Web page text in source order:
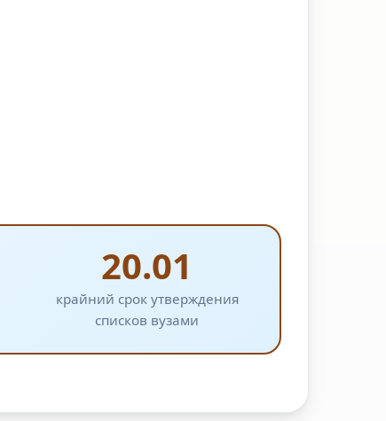
20.01
крайний срок утверждения
списков вузами